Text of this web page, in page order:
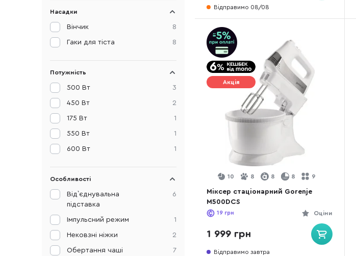
Відправимо 08/08
Акція
10 8 8 8 9
Міксер стаціонарний Gorenje
M500DCS
Оціни
19 грн
1 999 грн
Відправимо завтра
Насадки
8
Вінчик
8
Гаки для тіста
Потужність
3
500 Вт
2
450 Вт
1
175 Вт
1
550 Вт
1
600 Вт
Особливості
6
Від`єднувальна
підставка
1
Імпульсний режим
2
Нековзні ніжки
7
Обертання чаші